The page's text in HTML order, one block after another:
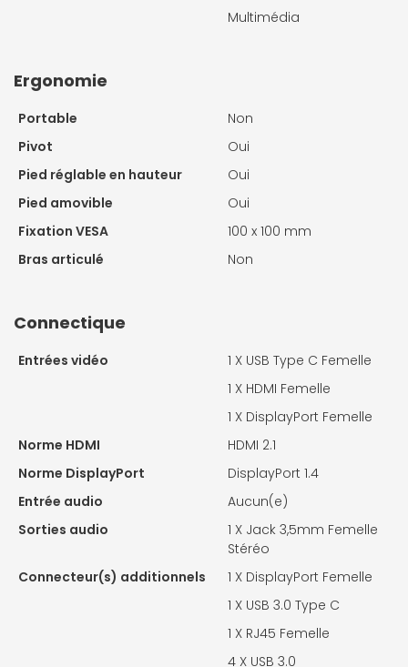
Multimédia
Ergonomie
Portable
Non
Pivot
Oui
Pied réglable en hauteur
Oui
Pied amovible
Oui
Fixation VESA
100 x 100 mm
Bras articulé
Non
Connectique
Entrées vidéo 1 X USB Type C Femelle
1 X HDMI Femelle
1 X DisplayPort Femelle
Norme HDMI
HDMI 2.1
Norme DisplayPort
DisplayPort 1.4
Entrée audio
Aucun(e)
Sorties audio
1 X Jack 3,5mm Femelle
Stéréo
Connecteur(s) additionnels
1 X DisplayPort Femelle
1 X USB 3.0 Type C
1 X RJ45 Femelle
4 X USB 3.0